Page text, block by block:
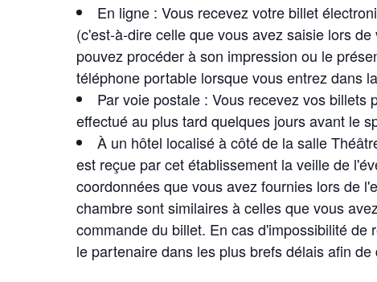
En ligne : Vous recevez votre billet
(c'est-à-dire celle que vous avez saisie lors
pouvez procéder à son impression ou le
téléphone portable lorsque vous entrez dans
Par voie postale : Vous recevez vos billets
effectué au plus tard quelques jours avant le
À un hôtel localisé à côté de la salle
est reçue par cet établissement la veille de
coordonnées que vous avez fournies lors de
chambre sont similaires à celles que vous
commande du billet. En cas d'impossibilité de
le partenaire dans les plus brefs délais afin